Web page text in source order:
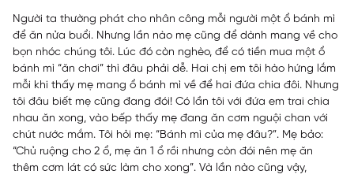
Người ta thường phát cho nhân công mỗi người một ổ bánh mì
để ăn nửa buổi. Nhưng lần nào mẹ cũng để dành mang về cho
bọn nhóc chúng tôi. Lúc đó còn nghèo, để có tiền mua một ổ
bánh mì “ăn chơi” thì đâu phải dễ. Hai chị em tôi hào hứng lắm
mỗi khi thấy mẹ mang ổ bánh mì về để hai đứa chia đôi. Nhưng
tôi đâu biết mẹ cũng đang đói! Có lần tôi với đứa em trai chia
nhau ăn xong, vào bếp thấy mẹ đang ăn cơm nguội chan với
chút nước mắm. Tôi hỏi mẹ: “Bánh mì của mẹ đâu?”. Mẹ bảo:
“Chủ ruộng cho 2 ổ, mẹ ăn 1 ổ rồi nhưng còn đói nên mẹ ăn
thêm cơm lát có sức làm cho xong”. Và lần nào cũng vậy,